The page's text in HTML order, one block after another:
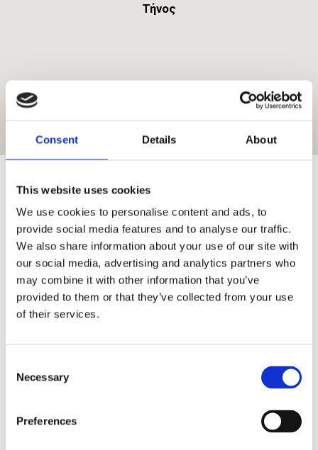
Consent Details About
This website uses cookies
We use cookies to personalise content and ads, to
provide social media features and to analyse our traffic.
We also share information about your use of our site with
our social media, advertising and analytics partners who
may combine it with other information that you’ve
provided to them or that they’ve collected from your use
of their services.
Selection
Necessary
Preferences
Τήνος
Τήνος Αξιοθέατα - Τι να δω
στην Τήνο
Ο Ναός της Ευαγγελιστρίας είναι το σημείο
αναφοράς του νησιού, μια μεγαλοπρεπής
εκκλησία που βρίσκεται στην Χώρα της Τήνου,
εκεί βρέθηκε η θαυματουργή εικόνα του
Ευαγγελισμού της Θεοτόκου είναι το μέρος που
πασίγνωστο χωριό Πύργος, που βρίσκεται λίγα
χιλιόμετρα μακριά από την Χώρα του νησιού και
υπέροχα παραδοσιακά μαγαζάκια για φαγητό ή